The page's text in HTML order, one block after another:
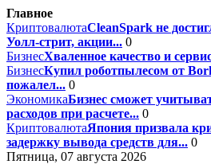
Главное
КриптовалютаCleanSpark не
Уолл-стрит, акции... 0
БизнесХваленное качество и
БизнесКупил роботпылесом от
пожалел... 0
ЭкономикаБизнес сможет
расходов при расчете... 0
КриптовалютаЯпония призвала
задержку вывода средств для... 0
Пятница, 07 августа 2026